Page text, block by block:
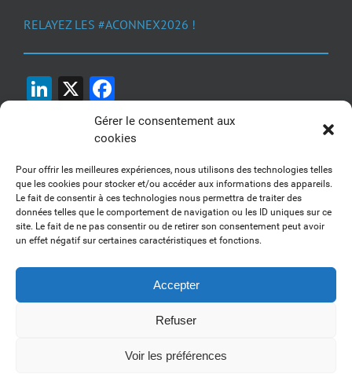
Gérer le consentement aux
cookies
Pour offrir les meilleures expériences, nous utilisons des technologies telles
que les cookies pour stocker et/ou accéder aux informations des appareils.
Le fait de consentir à ces technologies nous permettra de traiter des
données telles que le comportement de navigation ou les ID uniques sur ce
site. Le fait de ne pas consentir ou de retirer son consentement peut avoir
un effet négatif sur certaines caractéristiques et fonctions.
Accepter
Refuser
Voir les préférences
RELAYEZ LES #ACONNEX2026 !
LinkedIn
X
1, 2, 3... Buzzez !
Découvrez nos kits communication